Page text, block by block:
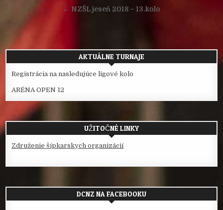
článku
← NZŠL jeseň 2018 – 13.kolo
AKTUÁLNE TURNAJE
Registrácia na nasledujúce ligové kolo
ARÉNA OPEN 12
UŽITOČNÉ LINKY
Združenie šípkarskych organizácií
DCNZ NA FACEBOOKU